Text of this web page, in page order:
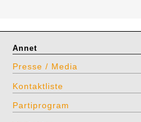
Annet
Presse / Media
Kontaktliste
Partiprogram